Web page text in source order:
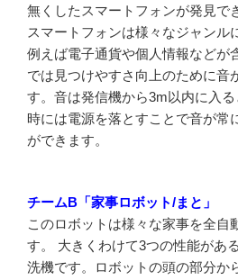
無くしたスマートフォンが発見で
スマートフォンは様々なジャンル
例えば電子通貨や個人情報などが
では見つけやすさ向上のために音
す。音は発信機から3m以内に入
時には電源を落とすことで音が常
ができます。
チームB「家事ロボット/まと」
このロボットは様々な家事を全自
す。 大きくわけて3つの性能があ
洗機です。ロボットの頭の部分か